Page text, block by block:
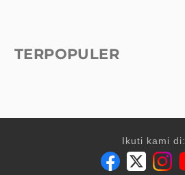
TERPOPULER
Ikuti kami di: